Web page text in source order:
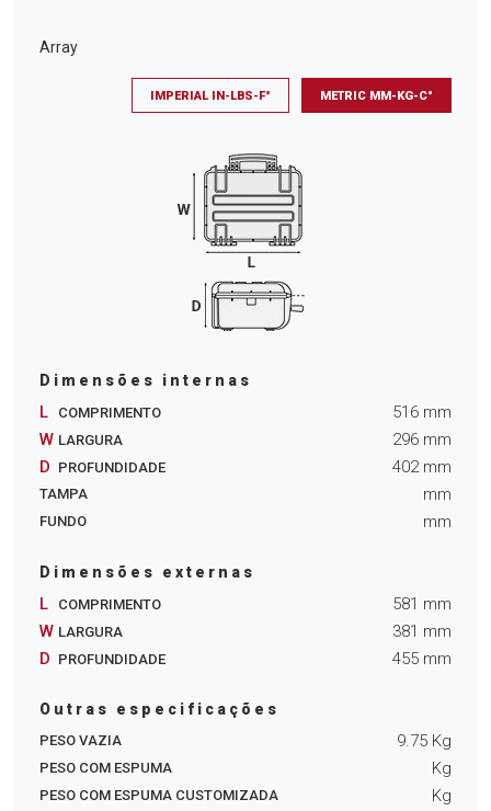
Array
IMPERIAL IN-LBS-F° METRIC MM-KG-C°
Dimensões internas
L COMPRIMENTO 516 mm
W LARGURA 296 mm
D PROFUNDIDADE 402mm
TAMPA mm
FUNDO mm
Dimensões externas
L COMPRIMENTO 581 mm
W LARGURA 381 mm
D PROFUNDIDADE 455 mm
Outras especificações
PESO VAZIA 9.75 Kg
PESO COM ESPUMA Kg
PESO COM ESPUMA CUSTOMIZADA Kg